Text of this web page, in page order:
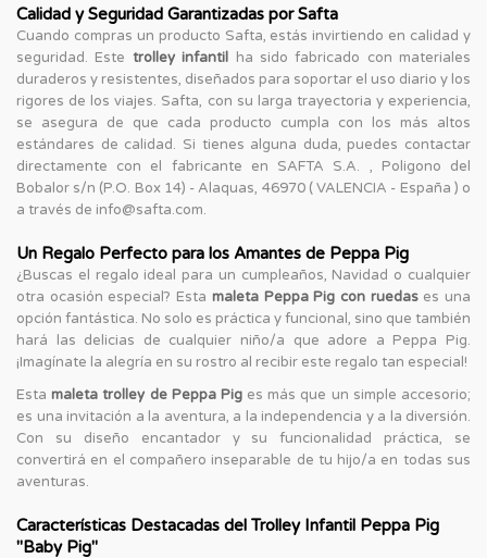
Calidad y Seguridad Garantizadas por Safta
Cuando compras un producto Safta, estás invirtiendo en calidad y
seguridad. Este trolley infantil ha sido fabricado con materiales
duraderos y resistentes, diseñados para soportar el uso diario y los
rigores de los viajes. Safta, con su larga trayectoria y experiencia,
se asegura de que cada producto cumpla con los más altos
estándares de calidad. Si tienes alguna duda, puedes contactar
directamente con el fabricante en SAFTA S.A. , Poligono del
Bobalor s/n (P.O. Box 14) - Alaquas, 46970 ( VALENCIA - España ) o
a través de info@safta.com.
Un Regalo Perfecto para los Amantes de Peppa Pig
¿Buscas el regalo ideal para un cumpleaños, Navidad o cualquier
otra ocasión especial? Esta maleta Peppa Pig con ruedases una
opción fantástica. No solo es práctica y funcional, sino que también
hará las delicias de cualquier niño/a que adore a Peppa Pig.
¡Imagínate la alegría en su rostro al recibir este regalo tan especial!
Estamaleta trolley de Peppa Piges más que un simple accesorio;
es una invitación a la aventura, a la independencia y a la diversión.
Con su diseño encantador y su funcionalidad práctica, se
convertirá en el compañero inseparable de tu hijo/a en todas sus
aventuras.
Características Destacadas del Trolley Infantil Peppa Pig
"Baby Pig"